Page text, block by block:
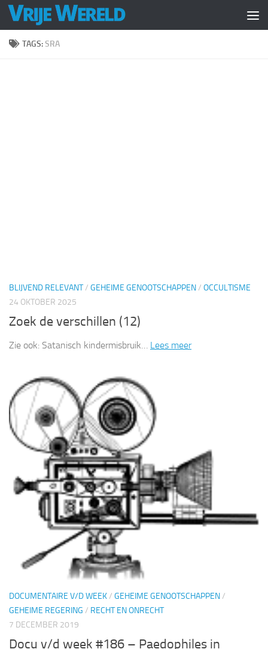
Doorgaan naar inhoud
TAGS:SRA
BLIJVEND RELEVANT/ GEHEIME GENOOTSCHAPPEN/ OCCULTISME
24 OKTOBER 2025
Zoek de verschillen (12)
Zie ook: Satanisch kindermisbruik… Lees meer
DOCUMENTAIRE V/D WEEK/ GEHEIME GENOOTSCHAPPEN/
GEHEIME REGERING / RECHT EN ONRECHT
7 DECEMBER 2019
Docu v/d week #186 – Paedophiles in